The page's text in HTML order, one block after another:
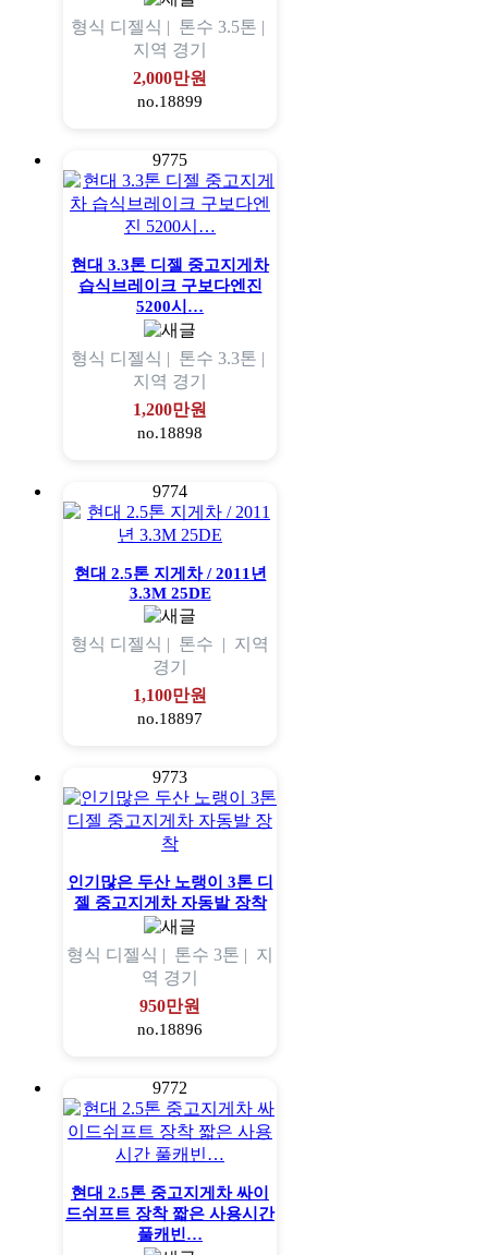
형식 디젤식 | 톤수 3.5톤 |
지역 경기
2,000만원
no.18899
9775
현대 3.3톤 디젤 중고지게차
습식브레이크 구보다엔진
5200시…
형식 디젤식 | 톤수 3.3톤 |
지역 경기
1,200만원
no.18898
9774
현대 2.5톤 지게차 / 2011년
3.3M 25DE
형식 디젤식 | 톤수 | 지역
경기
1,100만원
no.18897
9773
인기많은 두산 노랭이 3톤 디
젤 중고지게차 자동발 장착
형식 디젤식 | 톤수 3톤 | 지
역 경기
950만원
no.18896
9772
현대 2.5톤 중고지게차 싸이
드쉬프트 장착 짧은 사용시간
풀캐빈…